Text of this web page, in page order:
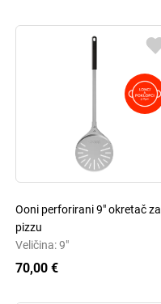
Ooni perforirani 9" okretač za
pizzu
Veličina: 9"
70,00 €